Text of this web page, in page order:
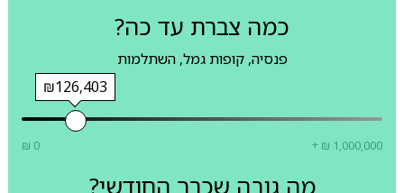
כמה צברת עד כה?
פנסיה, קופות גמל, השתלמות
₪126,403
₪ 0 + ₪ 1,000,000
מה גובה שכרך החודשי?